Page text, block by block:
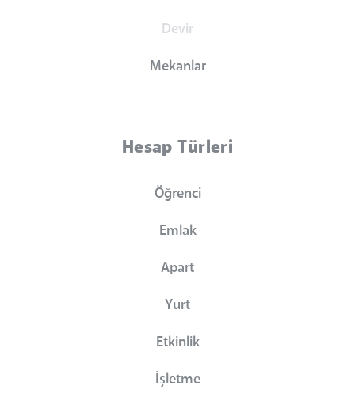
Devir
Mekanlar
Hesap Türleri
Öğrenci
Emlak
Apart
Yurt
Etkinlik
İşletme